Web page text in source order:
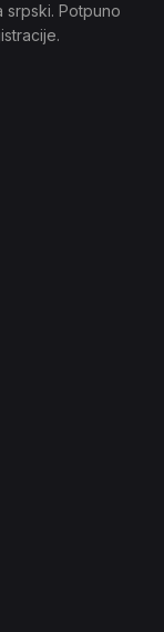
srpski. Potpuno